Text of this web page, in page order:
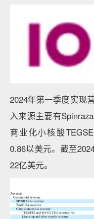
2024年第一季度实现
入来源主要有
商业化小核酸
0.86以美元。截至
22亿美元。